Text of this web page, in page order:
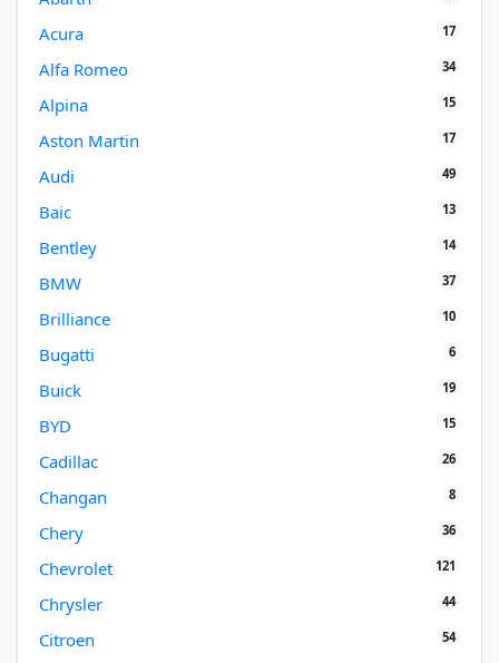
Acura 17
Alfa Romeo 34
Alpina 15
Aston Martin 17
Audi 49
Baic 13
Bentley 14
BMW 37
Brilliance 10
Bugatti 6
Buick 19
BYD 15
Cadillac 26
Changan 8
Chery 36
Chevrolet 121
Chrysler 44
Citroen 54